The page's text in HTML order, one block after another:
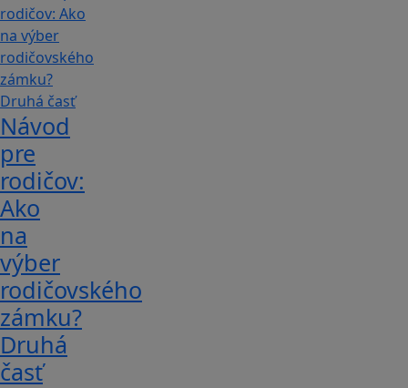
Návod
pre
rodičov:
Ako
na
výber
rodičovského
zámku?
Druhá
časť